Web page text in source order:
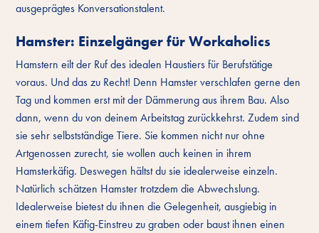
ausgeprägtes Konversationstalent.
Hamster: Einzelgänger für Workaholics
Hamstern eilt der Ruf des idealen Haustiers für Berufstätige
voraus. Und das zu Recht! Denn Hamster verschlafen gerne den
Tag und kommen erst mit der Dämmerung aus ihrem Bau. Also
dann, wenn du von deinem Arbeitstag zurückkehrst. Zudem sind
sie sehr selbstständige Tiere. Sie kommen nicht nur ohne
Artgenossen zurecht, sie wollen auch keinen in ihrem
Hamsterkäfig. Deswegen hältst du sie idealerweise einzeln.
Natürlich schätzen Hamster trotzdem die Abwechslung.
Idealerweise bietest du ihnen die Gelegenheit, ausgiebig in
einem tiefen Käfig-Einstreu zu graben oder baust ihnen einen